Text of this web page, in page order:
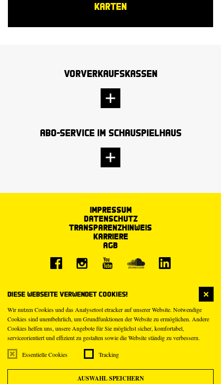
Diese Webseite verwendet Cookies!
Wir nutzen Cookies und das Analysetool etracker auf unserer Website. Notwendige
Cookies sind unentbehrlich, um Grundfunktionen der Website zu ermöglichen. Andere
Cookies helfen uns, unsere Angebote für Sie möglichst sicher, komfortabel,
serviceorientiert und effizient zu gestalten sowie die Website ständig zu verbessern.
Essentielle Cookies Tracking
AUSWAHL SPEICHERN
KARTEN
Vorverkaufskassen
Abo-Service im Schauspielhaus
Impressum
Datenschutz
Transparenzhinweis
Karriere
AGB